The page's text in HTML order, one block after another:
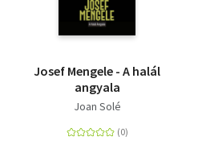
Josef Mengele - A halál
angyala
Joan Solé